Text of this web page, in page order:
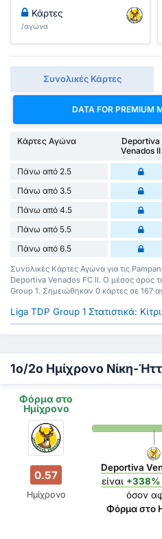
Κάρτες
/αγώνα
Συνολικές Κάρτες
DATA FOR PREMIUM
Κάρτες Αγώνα
Deportiva
Venados II
Πάνω από 2.5
Πάνω από 3.5
Πάνω από 4.5
Πάνω από 5.5
Πάνω από 6.5
Συνολικές Κάρτες Αγώνα για τις
Deportiva Venados FC II. Ο μέσος όρος
Group 1. Σημειώθηκαν 0 κάρτες σε 167
Liga TDP Group 1 Στατιστικά:
1ο/2ο Ημίχρονο Νίκη-
Φόρμα στο
Ημίχρονο
0.57
Ημίχρονο
Deportiva
είναι +338%
όσον
Φόρμα στο